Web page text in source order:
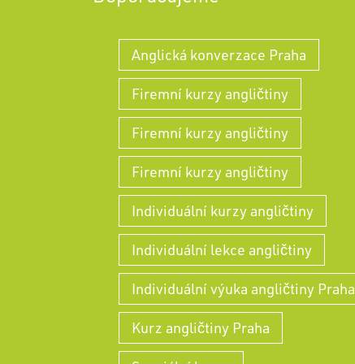
Anglická konverzace Praha
Firemní kurzy angličtiny
Firemní kurzy angličtiny
Firemní kurzy angličtiny
Individuální kurzy angličtiny
Individuální lekce angličtiny
Individuální výuka angličtiny Praha
Kurz angličtiny Praha